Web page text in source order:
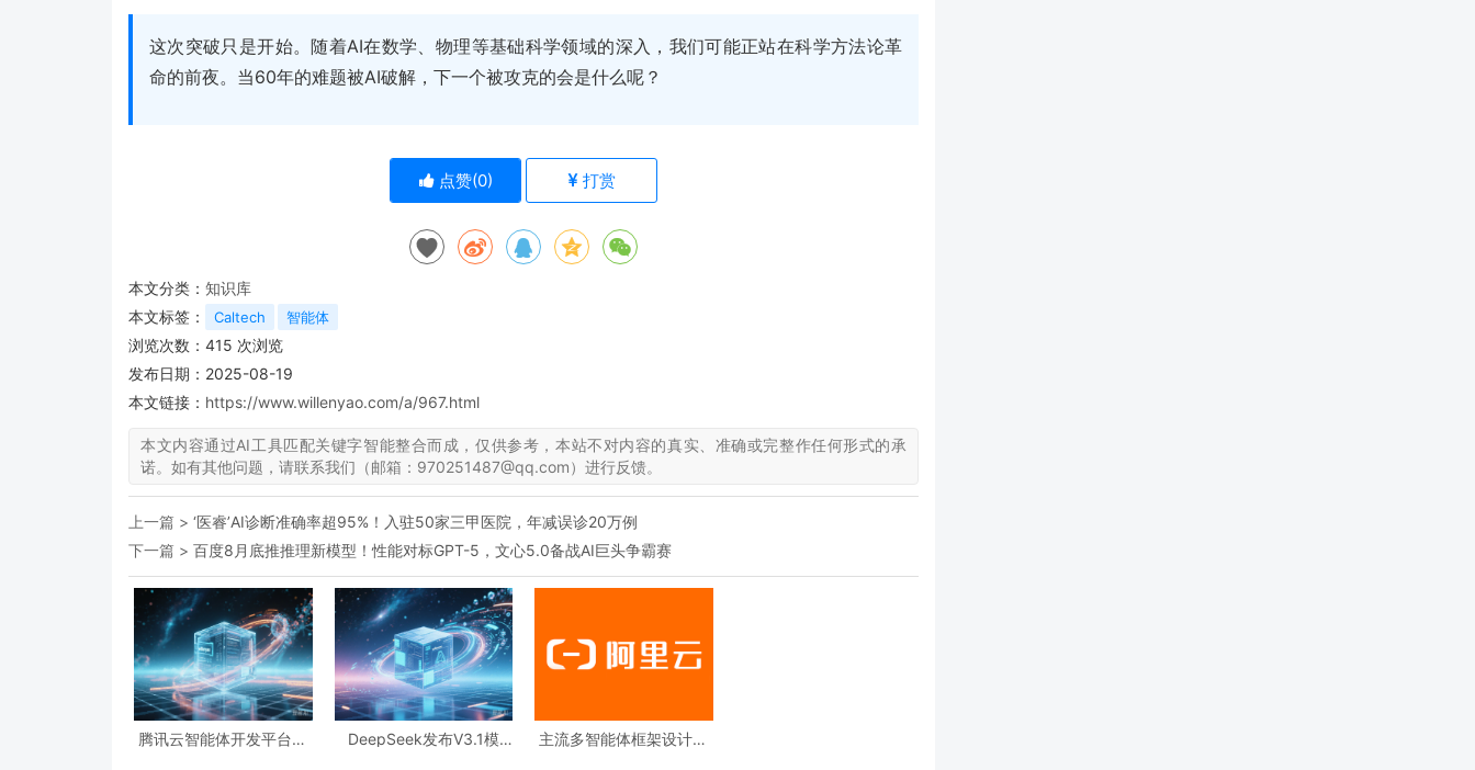
这次突破只是开始。随着AI在数学、物理等基础科学领域的深入，我们可能正站在科学方法论革
命的前夜。当60年的难题被AI破解，下一个被攻克的会是什么呢？
点赞(0) 打赏
本文分类： 知识库
本文标签：
Caltech 智能体
浏览次数： 415 次浏览
发布日期：2025-08-19
本文链接： https://www.willenyao.com/a/967.html
本文内容通过AI工具匹配关键字智能整合而成，仅供参考，本站不对内容的真实、准确或完整作任何形式的承
诺。如有其他问题，请联系我们（邮箱：970251487@qq.com）进行反馈。
上一篇 > ‘医睿’AI诊断准确率超95%！入驻50家三甲医院，年减误诊20万例
下一篇 > 百度8月底推推理新模型！性能对标GPT-5，文心5.0备战AI巨头争霸赛
腾讯云智能体开发平台升
DeepSeek发布V3.1模
主流多智能体框架设计原